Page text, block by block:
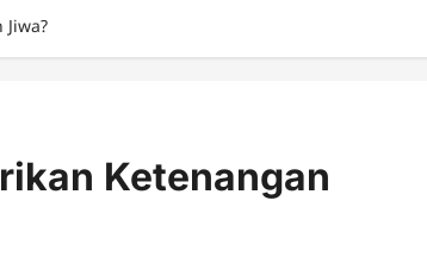
Ketenangan